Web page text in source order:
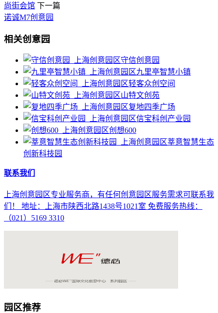
尚街会馆 下一篇
诺诚M7创意园
相关创意园
守信创意园
九里亭智慧小镇
轻客众创空间
山特文创苑
复地四季广场
信宝科创产业园
创想600
莘意智慧生态
创新科技园
联系我们
上海创意园区专业服务商，有任何创意园区服务需求可联系我
们！ 地址：上海市陕西北路1438号1021室 免费服务热线：
（021）5169 3310
园区推荐